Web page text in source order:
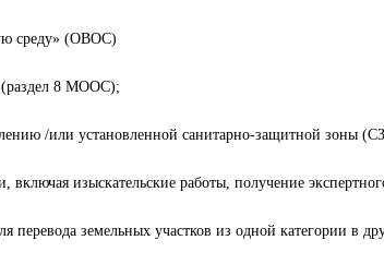
среду» (ОВОС)
(раздел 8 МООС);
/или установленной санитарно-защитной зоны
изыскательские работы, получение
перевода земельных участков из одной категории в